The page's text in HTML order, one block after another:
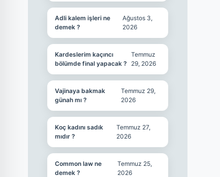
Adli kalem işleri ne
demek ?
Ağustos 3,
2026
Kardeslerim kaçıncı
bölümde final yapacak ?
Temmuz
29, 2026
Vajinaya bakmak
günah mı ?
Temmuz 29,
2026
Koç kadını sadık
mıdır ?
Temmuz 27,
2026
Common law ne
demek ?
Temmuz 25,
2026